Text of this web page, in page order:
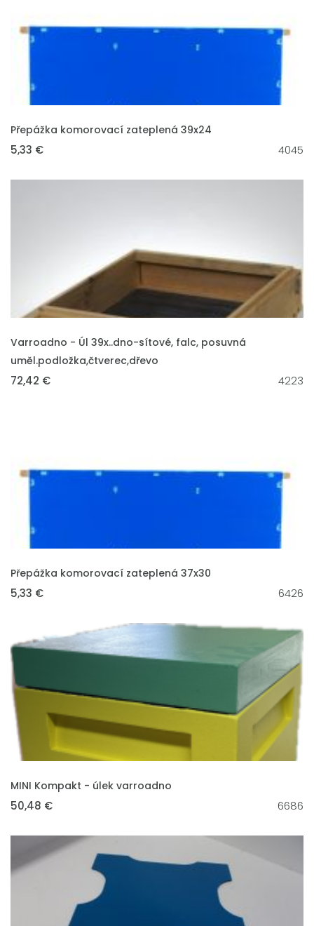
VLOŽIT DO KOŠÍKU
Přepážka komorovací zateplená 39x24
5,33 € 4045
VLOŽIT DO KOŠÍKU
Varroadno - Úl 39x..dno-sítové, falc, posuvná
uměl.podložka,čtverec,dřevo
72,42 € 4223
VLOŽIT DO KOŠÍKU
Přepážka komorovací zateplená 37x30
5,33 € 6426
VLOŽIT DO KOŠÍKU
MINI Kompakt - úlek varroadno
50,48 € 6686